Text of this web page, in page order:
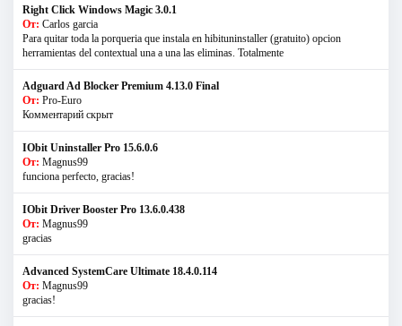
Right Click Windows Magic 3.0.1
От: Carlos garcia
Para quitar toda la porqueria que instala en hibituninstaller (gratuito) opcion
herramientas del contextual una a una las eliminas. Totalmente
Adguard Ad Blocker Premium 4.13.0 Final
От: Pro-Euro
Комментарий скрыт
IObit Uninstaller Pro 15.6.0.6
От: Magnus99
funciona perfecto, gracias!
IObit Driver Booster Pro 13.6.0.438
От: Magnus99
gracias
Advanced SystemCare Ultimate 18.4.0.114
От: Magnus99
gracias!